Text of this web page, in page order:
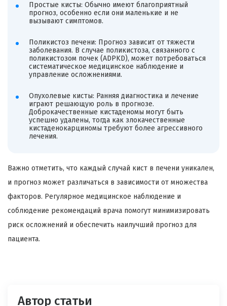
Простые кисты: Обычно имеют благоприятный
прогноз, особенно если они маленькие и не
вызывают симптомов.
Поликистоз печени: Прогноз зависит от тяжести
заболевания. В случае поликистоза, связанного с
поликистозом почек (ADPKD), может потребоваться
систематическое медицинское наблюдение и
управление осложнениями.
Опухолевые кисты: Ранняя диагностика и лечение
играют решающую роль в прогнозе.
Доброкачественные кистаденомы могут быть
успешно удалены, тогда как злокачественные
кистаденокарциномы требуют более агрессивного
лечения.
Важно отметить, что каждый случай кист в печени уникален,
и прогноз может различаться в зависимости от множества
факторов. Регулярное медицинское наблюдение и
соблюдение рекомендаций врача помогут минимизировать
риск осложнений и обеспечить наилучший прогноз для
пациента.
Автор статьи